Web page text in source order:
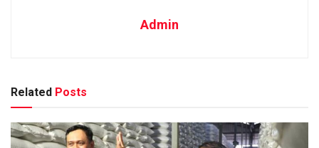
Admin
Related Posts